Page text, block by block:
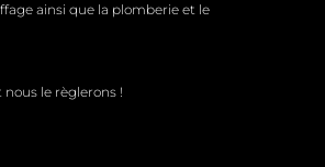
ainsi que la plomberie et le
le règlerons !